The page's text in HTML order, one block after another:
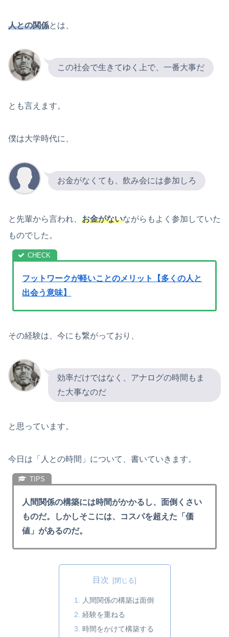
人との関係とは、
この社会で生きてゆく上で、一番大事だ
とも言えます。
僕は大学時代に、
お金がなくても、飲み会には参加しろ
と先輩から言われ、 お金がないながらもよく参加していた
ものでした。
フットワークが軽いことのメリット【多くの人と
出会う意味】
その経験は、今にも繋がっており、
効率だけではなく、アナログの時間もま
た大事なのだ
と思っています。
今日は「人との時間」について、書いていきます。
人間関係の構築には時間がかかるし、面倒くさい
ものだ。しかしそこには、コスパを超えた「価
値」があるのだ。
目次
人間関係の構築は面倒
経験を重ねる
時間をかけて構築する